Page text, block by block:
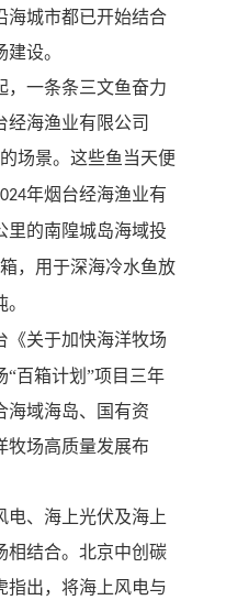
海城市都已开始结合
设。
，一条条三文鱼奋力
海渔业有限公司
场景。这些鱼当天便
年烟台经海渔业有
里的南隍城岛海域投
，用于深海冷水鱼放
。
《关于加快海洋牧场
“百箱计划”项目三年
海域海岛、国有资
牧场高质量发展布
电、海上光伏及海上
相结合。北京中创碳
指出，将海上风电与